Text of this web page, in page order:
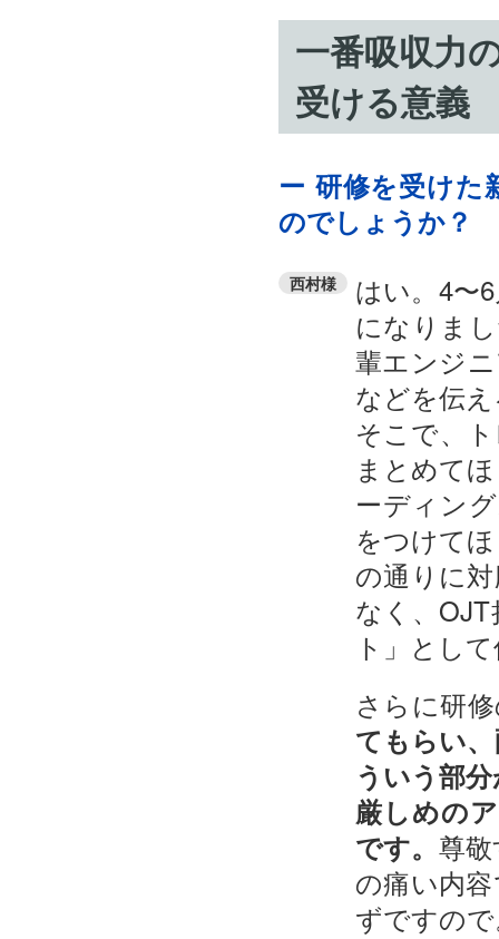
一番吸収力
受ける意義
ー 研修を受けた
のでしょうか？
西村様
はい。4〜
になりま
輩エンジ
などを伝
そこで、
まとめて
ーディン
をつけて
の通りに
なく、
ト」とし
さらに研
てもらい
ういう部
厳しめの
です。 尊
の痛い内
ずですの